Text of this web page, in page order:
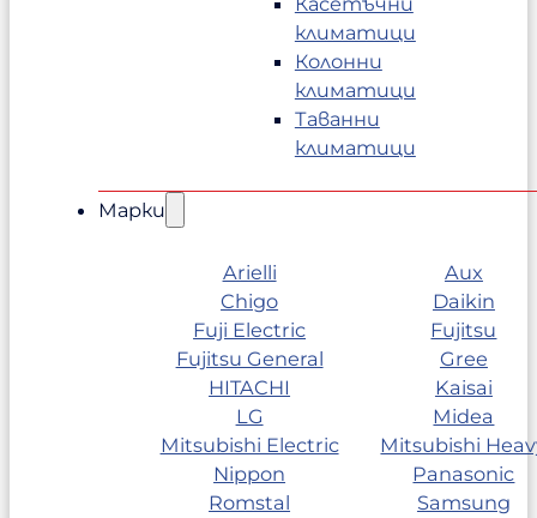
климатици
Колонни
климатици
Таванни
климатици
Марки
Arielli
Aux
Chigo
Daikin
Fuji Electric
Fujitsu
Fujitsu General
Gree
HITACHI
Kaisai
LG
Midea
Mitsubishi Electric
Mitsubishi
Nippon
Panasonic
Romstal
Samsung